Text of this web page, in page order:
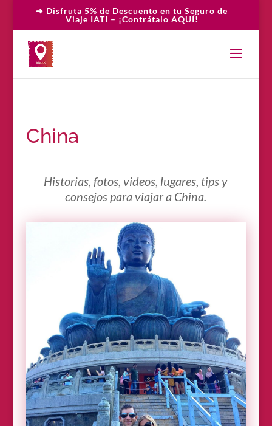
➜ Disfruta 5% de Descuento en tu Seguro de
Viaje IATI – ¡Contrátalo AQUÍ!
China
Historias, fotos, videos, lugares, tips y
consejos para viajar a China.